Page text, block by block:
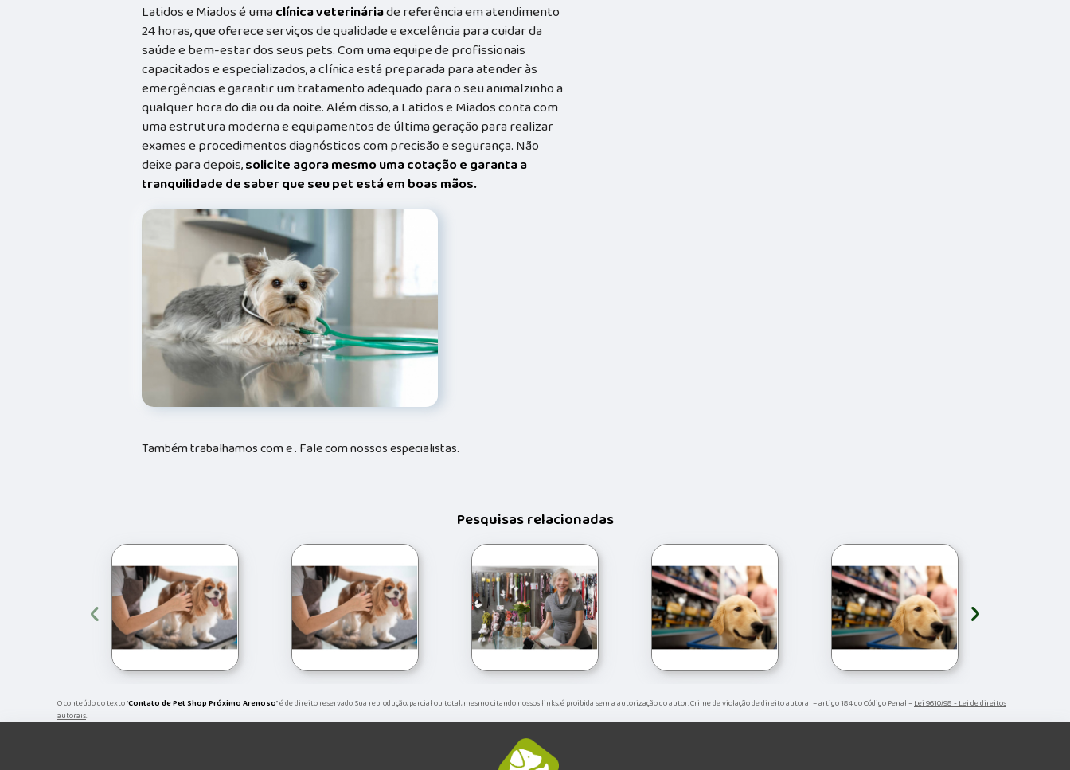
Latidos e Miados é umaclínica veterináriade referência em atendimento
24 horas, que oferece serviços de qualidade e excelência para cuidar da
saúde e bem-estar dos seus pets. Com uma equipe de profissionais
capacitados e especializados, a clínica está preparada para atender às
emergências e garantir um tratamento adequado para o seu animalzinho a
qualquer hora do dia ou da noite. Além disso, a Latidos e Miados conta com
uma estrutura moderna e equipamentos de última geração para realizar
exames e procedimentos diagnósticos com precisão e segurança. Não
deixe para depois,solicite agora mesmo uma cotação e garanta a
tranquilidade de saber que seu pet está em boas mãos.
Também trabalhamos com e . Fale com nossos especialistas.
Pesquisas relacionadas
‹ ›
O conteúdo do texto "Contato de Pet Shop Próximo Arenoso" é de direito reservado. Sua reprodução, parcial ou total, mesmo citando nossos links, é proibida sem a autorização do autor. Crime de violação de direito autoral – artigo 184 do Código Penal –Lei 9610/98 - Lei de direitos
autorais.